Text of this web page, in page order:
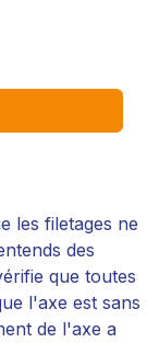
les filetages ne
des
que toutes
l'axe est sans
de l'axe a